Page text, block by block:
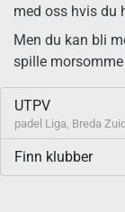
med oss hvis du
Men du kan bli
spille
UTPV
padel Liga, Breda
Finn klubber